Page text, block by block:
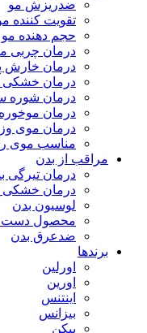
ضدریزش مو
تقویت کننده
حجم دهنده مو
درمان چربی
درمان خارش
درمان خشکی
درمان شوره
درمان موخوره
درمان موی
مناسب موی
مراقب از بدن
درمان تیرگی
درمان خشکی
لوسیون بدن
محصول دست
ضدعرق بدن
برندها
اورلین
اورین
اینتنس
بیزانس
بیکن